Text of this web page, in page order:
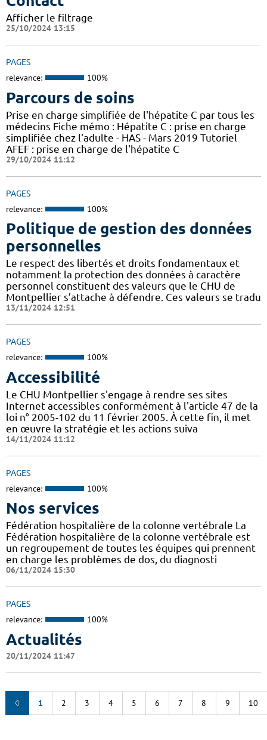
Afficher le filtrage
25/10/2024 13:15
PAGES
relevance: 100%
Parcours de soins
Prise en charge simplifiée de l'hépatite C par tous les
médecins Fiche mémo : Hépatite C : prise en charge
simplifiée chez l'adulte - HAS - Mars 2019 Tutoriel
AFEF : prise en charge de l'hépatite C
29/10/2024 11:12
PAGES
relevance: 100%
Politique de gestion des données
personnelles
Le respect des libertés et droits fondamentaux et
notamment la protection des données à caractère
personnel constituent des valeurs que le CHU de
Montpellier s’attache à défendre. Ces valeurs se tradu
13/11/2024 12:51
PAGES
relevance: 100%
Accessibilité
Le CHU Montpellier s'engage à rendre ses sites
Internet accessibles conformément à l'article 47 de la
loi n° 2005-102 du 11 février 2005. À cette fin, il met
en œuvre la stratégie et les actions suiva
14/11/2024 11:12
PAGES
relevance: 100%
Nos services
Fédération hospitalière de la colonne vertébrale La
Fédération hospitalière de la colonne vertébrale est
un regroupement de toutes les équipes qui prennent
en charge les problèmes de dos, du diagnosti
06/11/2024 15:30
PAGES
relevance: 100%
Actualités
20/11/2024 11:47
1 2 3 4 5 6 7 8 9 10